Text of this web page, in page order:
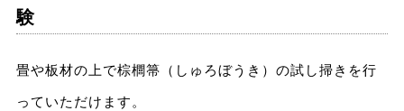
験
畳や板材の上で棕櫚箒（しゅろぼうき）の試し掃きを行
っていただけます。